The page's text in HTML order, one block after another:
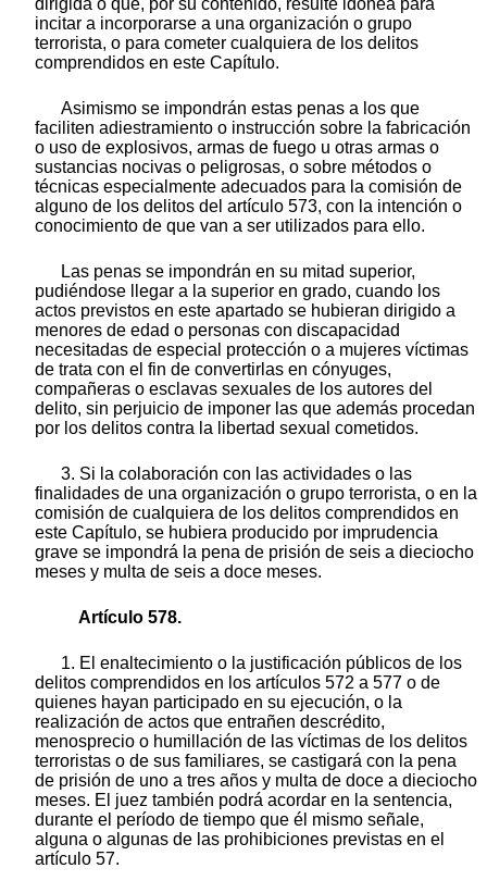
incitar a incorporarse a una organización o grupo
terrorista, o para cometer cualquiera de los delitos
comprendidos en este Capítulo.
Asimismo se impondrán estas penas a los que
faciliten adiestramiento o instrucción sobre la fabricación
o uso de explosivos, armas de fuego u otras armas o
sustancias nocivas o peligrosas, o sobre métodos o
técnicas especialmente adecuados para la comisión de
alguno de los delitos del artículo 573, con la intención o
conocimiento de que van a ser utilizados para ello.
Las penas se impondrán en su mitad superior,
pudiéndose llegar a la superior en grado, cuando los
actos previstos en este apartado se hubieran dirigido a
menores de edad o personas con discapacidad
necesitadas de especial protección o a mujeres víctimas
de trata con el fin de convertirlas en cónyuges,
compañeras o esclavas sexuales de los autores del
delito, sin perjuicio de imponer las que además procedan
por los delitos contra la libertad sexual cometidos.
3. Si la colaboración con las actividades o las
finalidades de una organización o grupo terrorista, o en la
comisión de cualquiera de los delitos comprendidos en
este Capítulo, se hubiera producido por imprudencia
grave se impondrá la pena de prisión de seis a dieciocho
meses y multa de seis a doce meses.
Artículo 578.
1. El enaltecimiento o la justificación públicos de los
delitos comprendidos en los artículos 572 a 577 o de
quienes hayan participado en su ejecución, o la
realización de actos que entrañen descrédito,
menosprecio o humillación de las víctimas de los delitos
terroristas o de sus familiares, se castigará con la pena
de prisión de uno a tres años y multa de doce a dieciocho
meses. El juez también podrá acordar en la sentencia,
durante el período de tiempo que él mismo señale,
alguna o algunas de las prohibiciones previstas en el
artículo 57.